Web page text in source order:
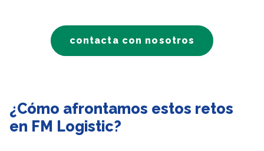
contacta con nosotros
¿Cómo afrontamos estos retos
en FM Logistic?